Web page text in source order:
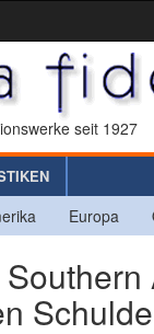
seit 1927
Europa